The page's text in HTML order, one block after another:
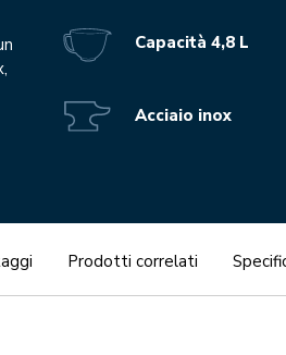
Capacità 4,8 L
Acciaio inox
Prodotti correlati